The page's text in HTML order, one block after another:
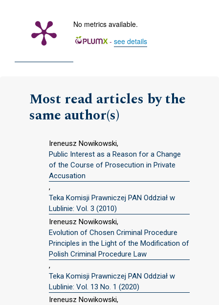
No metrics available.
- see details
Most read articles by the
same author(s)
Ireneusz Nowikowski,
Public Interest as a Reason for a Change
of the Course of Prosecution in Private
Accusation
,
Teka Komisji Prawniczej PAN Oddział w
Lublinie: Vol. 3 (2010)
Ireneusz Nowikowski,
Evolution of Chosen Criminal Procedure
Principles in the Light of the Modification of
Polish Criminal Procedure Law
,
Teka Komisji Prawniczej PAN Oddział w
Lublinie: Vol. 13 No. 1 (2020)
Ireneusz Nowikowski,